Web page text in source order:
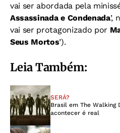
vai ser abordada pela
Assassinada e Condenada’,
vai ser protagonizado por
Seus Mortos’).
Leia Também:
SERÁ?
Brasil em The Walking
acontecer é real